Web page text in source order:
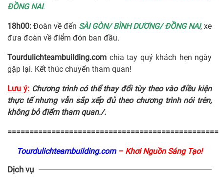
ĐỒNG NAI.
18h00: Đoàn về đến SÀI GÒN/ BÌNH DƯƠNG/ ĐỒNG NAI, xe
đưa đoàn về điểm đón ban đầu.
Tourdulichteambuilding.com chia tay quý khách hẹn ngày
gặp lại. Kết thúc chuyến tham quan!
Lưu ý: Chương trình có thể thay đổi tùy theo vào điều kiện
thực tế nhưng vẫn sắp xếp đủ theo chương trình nói trên,
không bỏ điểm tham quan./.
Tourdulichteambuilding.com – Khơi Nguồn Sáng Tạo!
Dịch vụ